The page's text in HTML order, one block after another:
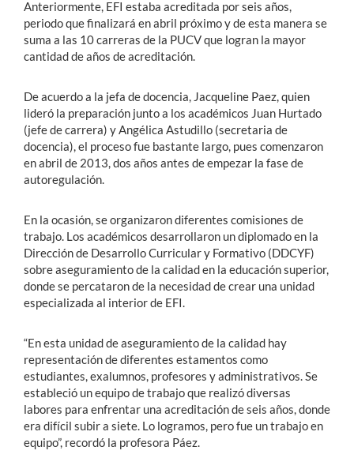
Anteriormente, EFI estaba acreditada por seis años,
periodo que finalizará en abril próximo y de esta manera se
suma a las 10 carreras de la PUCV que logran la mayor
cantidad de años de acreditación.
De acuerdo a la jefa de docencia, Jacqueline Paez, quien
lideró la preparación junto a los académicos Juan Hurtado
(jefe de carrera) y Angélica Astudillo (secretaria de
docencia), el proceso fue bastante largo, pues comenzaron
en abril de 2013, dos años antes de empezar la fase de
autoregulación.
En la ocasión, se organizaron diferentes comisiones de
trabajo. Los académicos desarrollaron un diplomado en la
Dirección de Desarrollo Curricular y Formativo (DDCYF)
sobre aseguramiento de la calidad en la educación superior,
donde se percataron de la necesidad de crear una unidad
especializada al interior de EFI.
“En esta unidad de aseguramiento de la calidad hay
representación de diferentes estamentos como
estudiantes, exalumnos, profesores y administrativos. Se
estableció un equipo de trabajo que realizó diversas
labores para enfrentar una acreditación de seis años, donde
era difícil subir a siete. Lo logramos, pero fue un trabajo en
equipo”, recordó la profesora Páez.